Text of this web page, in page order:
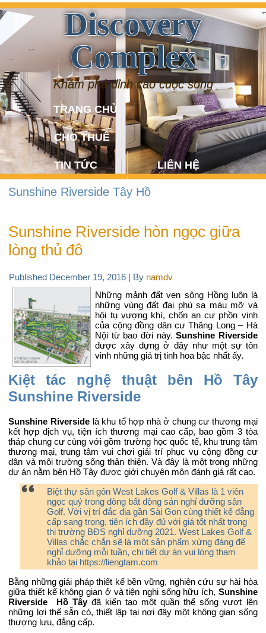
Discovery
Complex
Khám phá đỉnh cao cuộc sống
TRANG CHỦ
CHO THUÊ
TIN TỨC LIÊN HỆ
Sunshine Riverside Tây Hồ
Sunshine Riverside hòn ngọc giữa
lòng thủ đô
Published December 19, 2016 | By namdv
Những mảnh đất ven sông Hồng luôn là
những vùng đất đai phù sa màu mỡ và
hội tụ vượng khí, chốn an cư phồn vinh
của cộng đồng dân cư Thăng Long – Hà
Nội từ bao đời này.Sunshine Riverside
được xây dựng ở đây như một sự tôn
vinh những giá trị tinh hoa bậc nhất ấy.
Kiệt tác nghệ thuật bên Hồ Tây
Sunshine Riverside
Sunshine Riverside là khu tổ hợp nhà ở chung cư thương mại
kết hợp dịch vụ, tiện ích thương mại cao cấp, bao gồm 3 tòa
tháp chung cư cùng với gồm trường học quốc tế, khu trung tâm
thương mại, trung tâm vui chơi giải trí phục vụ cộng đồng cư
dân và môi trường sống thân thiện. Và đây là một trong những
dự án nằm bên Hồ Tây được giới chuyên môn đánh giá rất cao.
Biệt thự sân gônWest Lakes Golf & Villas là 1 viên
ngọc quý trong dòng bất động sản nghỉ dưỡng sân
Golf. Với vị trí đắc địa gần Sài Gon cùng thiết kế đẳng
cấp sang trọng, tiện ích đầy đủ với giá tốt nhất trong
thị trường BĐS nghỉ dưỡng 2021. West Lakes Golf &
Villas chắc chắn sẽ là một sản phẩm xứng đáng để
nghỉ dưỡng mỗi tuần, chi tiết dự án vui lòng tham
khảo tại https://liengtam.com
Bằng những giải pháp thiết kế bền vững, nghiên cứu sự hài hòa
giữa thiết kế không gian ở và tiện nghi sống hữu ích, Sunshine
Riverside Hồ Tâyđã kiến tạo một quần thể sống vượt lên
những lợi thế sẵn có, thiết lập tại nơi đây một không gian sống
thượng lưu, đẳng cấp.